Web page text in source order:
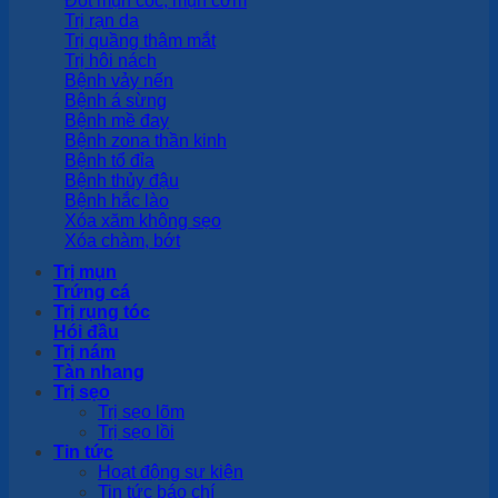
Đốt mụn cóc, mụn cơm
Trị rạn da
Trị quầng thâm mắt
Trị hôi nách
Bệnh vảy nến
Bệnh á sừng
Bệnh mề đay
Bệnh zona thần kinh
Bệnh tổ đỉa
Bệnh thủy đậu
Bệnh hắc lào
Xóa xăm không sẹo
Xóa chàm, bớt
Trị mụn
Trứng cá
Trị rụng tóc
Hói đầu
Trị nám
Tàn nhang
Trị sẹo
Trị sẹo lõm
Trị sẹo lồi
Tin tức